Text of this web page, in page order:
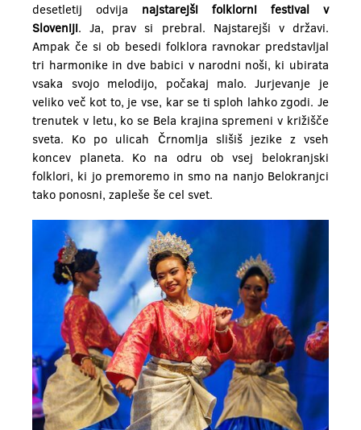
desetletij odvija najstarejši folklorni festival v
Sloveniji. Ja, prav si prebral. Najstarejši v državi.
Ampak če si ob besedi folklora ravnokar predstavljal
tri harmonike in dve babici v narodni noši, ki ubirata
vsaka svojo melodijo, počakaj malo. Jurjevanje je
veliko več kot to, je vse, kar se ti sploh lahko zgodi. Je
trenutek v letu, ko se Bela krajina spremeni v križišče
sveta. Ko po ulicah Črnomlja slišiš jezike z vseh
koncev planeta. Ko na odru ob vsej belokranjski
folklori, ki jo premoremo in smo na nanjo Belokranjci
tako ponosni, zapleše še cel svet.